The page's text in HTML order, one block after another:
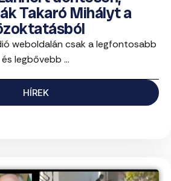
Takaró Mihályt a
weboldalán csak a legfontosabb
és legbővebb ...
HÍREK